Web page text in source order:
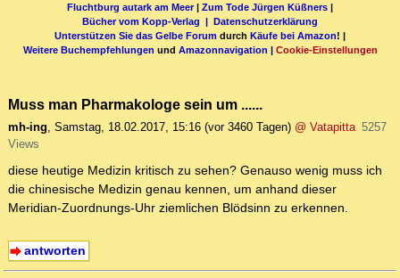
Fluchtburg autark am Meer| Zum Tode Jürgen Küßners |
Bücher vom Kopp-Verlag | Datenschutzerklärung
Unterstützen Sie das Gelbe Forum durch Käufe bei Amazon! |
Weitere Buchempfehlungen und Amazonnavigation | Cookie-Einstellungen
Muss man Pharmakologe sein um ......
mh-ing, Samstag, 18.02.2017, 15:16 (vor 3460 Tagen) @ Vatapitta 5257
Views
diese heutige Medizin kritisch zu sehen? Genauso wenig muss ich
die chinesische Medizin genau kennen, um anhand dieser
Meridian-Zuordnungs-Uhr ziemlichen Blödsinn zu erkennen.
antworten